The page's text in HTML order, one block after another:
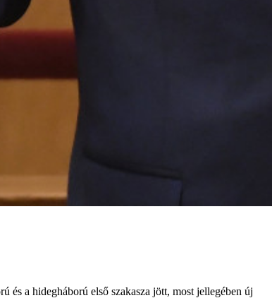
és a hidegháború első szakasza jött, most jellegében új